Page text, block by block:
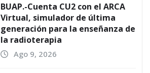
BUAP.-Cuenta CU2 con el ARCA
Virtual, simulador de última
generación para la enseñanza de
la radioterapia
Ago 9, 2026